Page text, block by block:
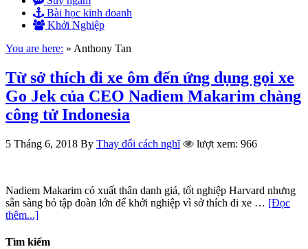
Bài học kinh doanh
Khởi Nghiệp
You are here: » Anthony Tan
Từ sở thích đi xe ôm đến ứng dụng gọi xe
Go Jek của CEO Nadiem Makarim chàng
công tử Indonesia
5 Tháng 6, 2018 By Thay đổi cách nghĩ lượt xem: 966
Nadiem Makarim có xuất thân danh giá, tốt nghiệp Harvard nhưng
sẵn sàng bỏ tập đoàn lớn để khởi nghiệp vì sở thích đi xe … [Đọc
thêm...]
Tìm kiếm